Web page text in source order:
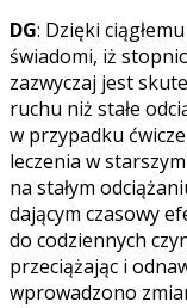
DG: Dzięki
świadomi, iż
zazwyczaj jest
ruchu niż stałe
w przypadku
leczenia w
na stałym
dającym czasowy
do codziennych
przeciążając i
wprowadzono